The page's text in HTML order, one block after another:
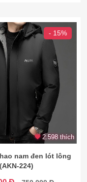
- 15%
2.598 thích
nam đen lót lông
(AKN-224)